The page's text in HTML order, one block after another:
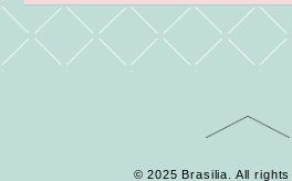
© 2025 Brasilia. All rights